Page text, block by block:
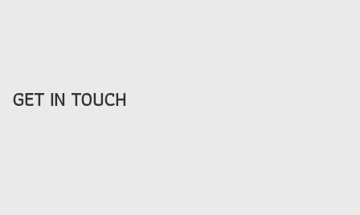
GET IN TOUCH